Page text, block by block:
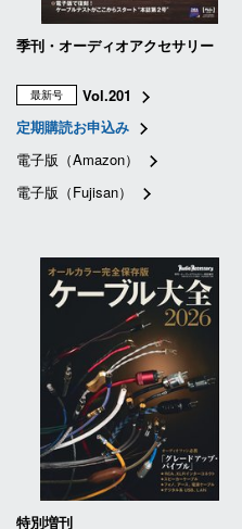
季刊・オーディオアクセサリー
最新号
Vol.201
定期購読お申込み
電子版（Amazon）
電子版（Fujisan）
特別増刊